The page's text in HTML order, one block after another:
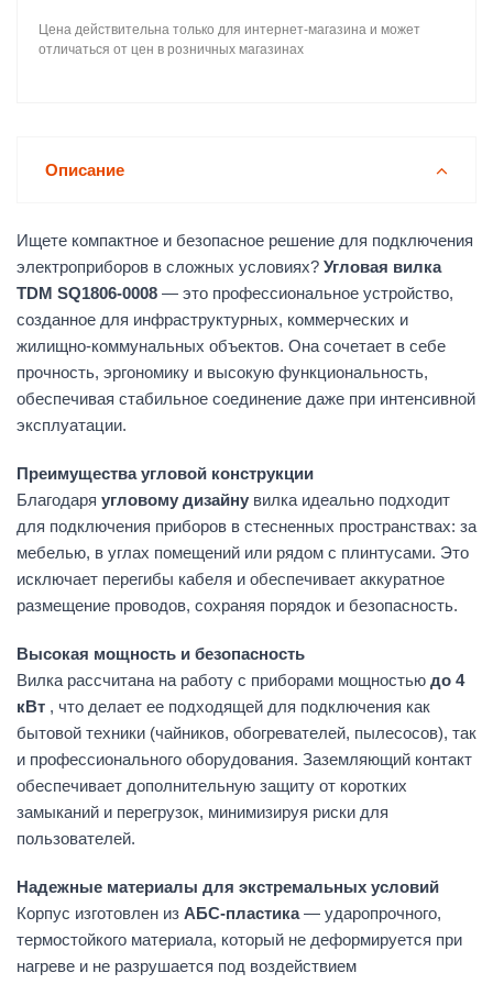
Цена действительна только для интернет-магазина и может
отличаться от цен в розничных магазинах
Описание
Ищете компактное и безопасное решение для подключения
электроприборов в сложных условиях? Угловая вилка
TDM SQ1806-0008 — это профессиональное устройство,
созданное для инфраструктурных, коммерческих и
жилищно-коммунальных объектов. Она сочетает в себе
прочность, эргономику и высокую функциональность,
обеспечивая стабильное соединение даже при интенсивной
эксплуатации.
Преимущества угловой конструкции
Благодаря угловому дизайну вилка идеально подходит
для подключения приборов в стесненных пространствах: за
мебелью, в углах помещений или рядом с плинтусами. Это
исключает перегибы кабеля и обеспечивает аккуратное
размещение проводов, сохраняя порядок и безопасность.
Высокая мощность и безопасность
Вилка рассчитана на работу с приборами мощностью до 4
кВт , что делает ее подходящей для подключения как
бытовой техники (чайников, обогревателей, пылесосов), так
и профессионального оборудования. Заземляющий контакт
обеспечивает дополнительную защиту от коротких
замыканий и перегрузок, минимизируя риски для
пользователей.
Надежные материалы для экстремальных условий
Корпус изготовлен из АБС-пластика— ударопрочного,
термостойкого материала, который не деформируется при
нагреве и не разрушается под воздействием